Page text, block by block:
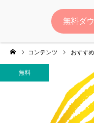
コンテンツ おすすめ
無料
ログイン
ゆいマーケとは？
無料ダ